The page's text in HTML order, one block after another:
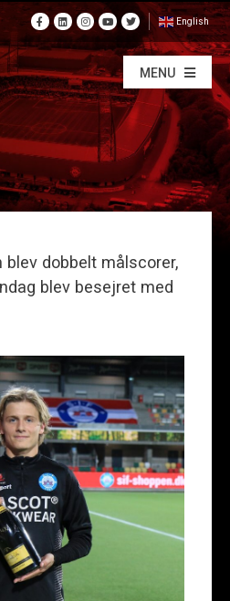
English
MENU
dobbelt målscorer,
blev besejret med